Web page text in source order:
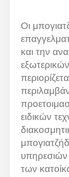
Οι
και την
ειδικών
των